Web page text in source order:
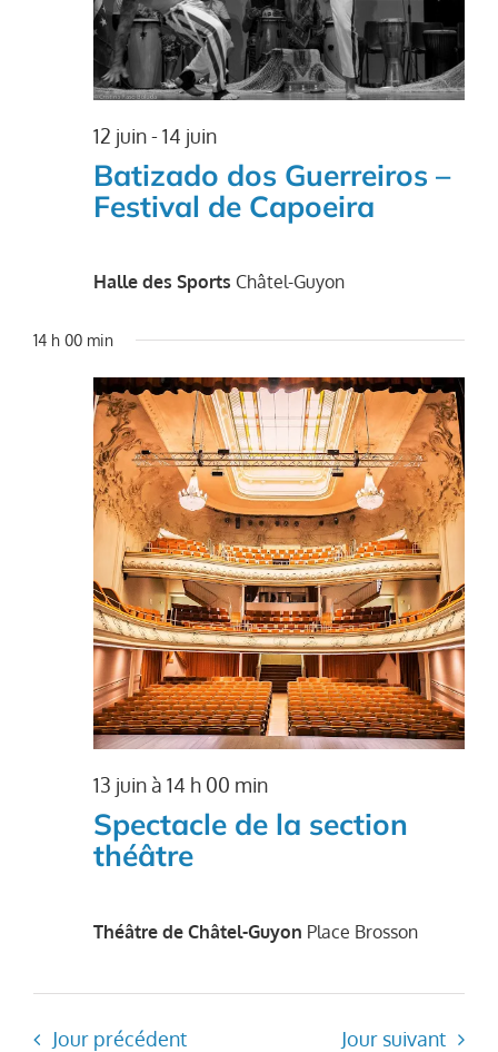
Batizado dos Guerreiros –
Festival de Capoeira
12 juin-14 juin
Halle des Sports Châtel-Guyon
14 h 00 min
Spectacle de la section
théâtre
13 juin à 14 h 00 min
Théâtre de Châtel-Guyon Place Brosson
Jour précédent Jour suivant